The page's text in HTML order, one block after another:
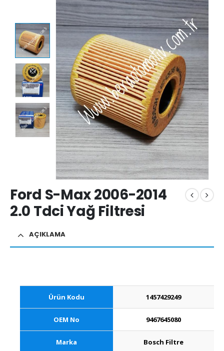
Ford S-Max 2006-2014
2.0 Tdci Yağ Filtresi
AÇIKLAMA
Ürün Kodu 1457429249
OEM No 9467645080
Marka Bosch Filtre